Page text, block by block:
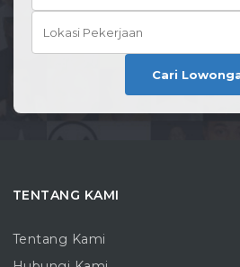
Cari
TENTANG KAMI
Tentang Kami